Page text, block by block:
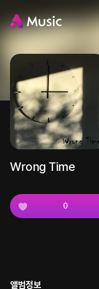
Wrong Time
0
앨범정보